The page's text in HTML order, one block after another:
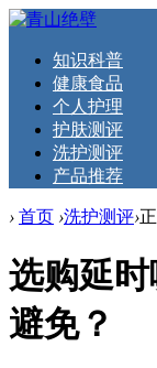
知识科普
健康食品
个人护理
护肤测评
洗护测评
产品推荐
› 首页 ›洗护测评›
选购延
避免？